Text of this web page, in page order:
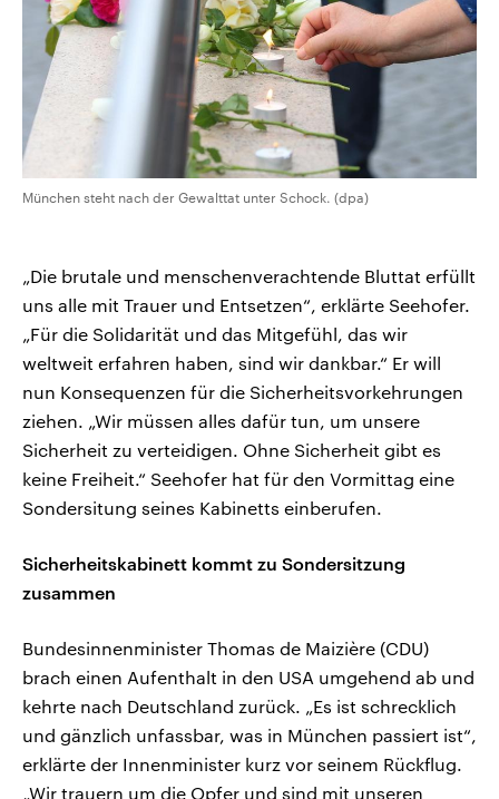
München steht nach der Gewalttat unter Schock. (dpa)
„Die brutale und menschenverachtende Bluttat erfüllt
uns alle mit Trauer und Entsetzen“, erklärte Seehofer.
„Für die Solidarität und das Mitgefühl, das wir
weltweit erfahren haben, sind wir dankbar.“ Er will
nun Konsequenzen für die Sicherheitsvorkehrungen
ziehen. „Wir müssen alles dafür tun, um unsere
Sicherheit zu verteidigen. Ohne Sicherheit gibt es
keine Freiheit.“ Seehofer hat für den Vormittag eine
Sondersitung seines Kabinetts einberufen.
Sicherheitskabinett kommt zu Sondersitzung
zusammen
Bundesinnenminister Thomas de Maizière (CDU)
brach einen Aufenthalt in den USA umgehend ab und
kehrte nach Deutschland zurück. „Es ist schrecklich
und gänzlich unfassbar, was in München passiert ist“,
erklärte der Innenminister kurz vor seinem Rückflug.
„Wir trauern um die Opfer und sind mit unseren